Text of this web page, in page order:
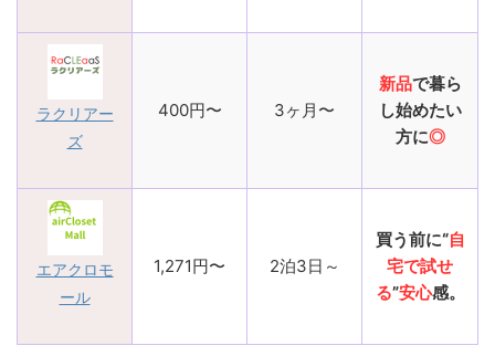
ラクリアー
ズ
400円〜 3ヶ月〜
新品で暮ら
し始めたい
方に◎
エアクロモ
ール
1,271円〜 2泊3日～
買う前に“自
宅で試せ
る”安心感。